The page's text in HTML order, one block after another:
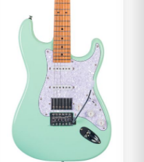
Guitarra Seizi Fun
Vintage Budokan HSS...
R$ 1.499,00